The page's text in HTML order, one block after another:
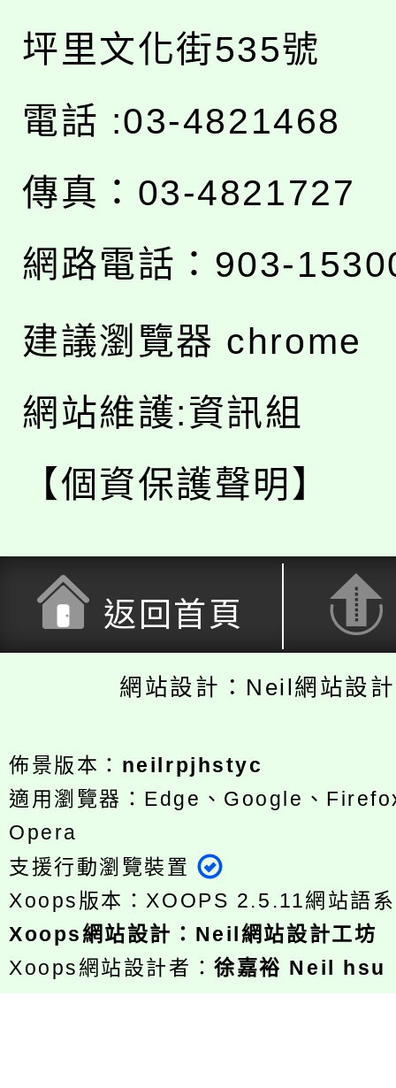
坪里文化街535號
電話 :03-4821468
傳真：03-4821727
網路電話：903-
建議瀏覽器 chrome
網站維護:資訊組
【個資保護聲明】
返回首頁
網站設計：Neil網站設
佈景版本： neilrpjhstyc
適用瀏覽器：Edge、Google、
Opera
支援行動瀏覽裝置
Xoops版本： XOOPS 2.5.11網站語
Xoops網站設計 ： Neil網站設計工坊
Xoops網站設計者：徐嘉裕 Neil hsu